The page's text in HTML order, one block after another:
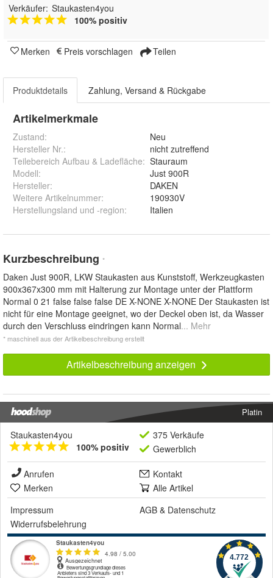
Verkäufer: Staukasten4you
100% positiv
Merken Preis vorschlagen Teilen
Produktdetails Zahlung, Versand & Rückgabe
Artikelmerkmale
Zustand:
Neu
Hersteller Nr.:
nicht zutreffend
Teilebereich Aufbau & Ladefläche: Stauraum
Modell:
Just 900R
Hersteller:
DAKEN
Weitere Artikelnummer:
190930V
Herstellungsland und -region: Italien
Kurzbeschreibung *
Daken Just 900R, LKW Staukasten aus Kunststoff, Werkzeugkasten
900x367x300 mm mit Halterung zur Montage unter der Plattform
Normal 0 21 false false false DE X-NONE X-NONE Der Staukasten ist
nicht für eine Montage geeignet, wo der Deckel oben ist, da Wasser
durch den Verschluss eindringen kann Normal... Mehr
* maschinell aus der Artikelbeschreibung erstellt
Artikelbeschreibung anzeigen
Platin
Staukasten4you
100% positiv
375 Verkäufe
Gewerblich
Anrufen
Kontakt
Merken
Alle Artikel
Impressum
AGB & Datenschutz
Widerrufsbelehrung